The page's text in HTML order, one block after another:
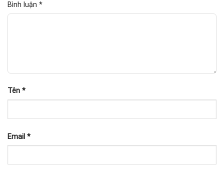
Bình luận *
Tên *
Email *